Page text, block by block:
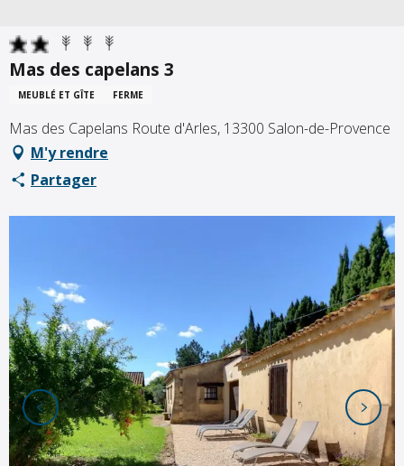
Mas des capelans 3
MEUBLÉ ET GÎTE FERME
Mas des Capelans Route d'Arles, 13300 Salon-de-Provence
M'y rendre
Partager